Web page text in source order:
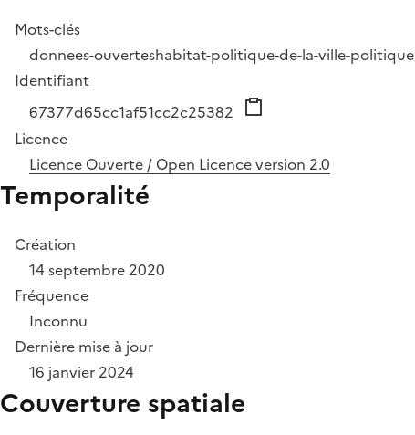
Mots-clés
donnees-ouverteshabitat-politique-de-la-ville-politique
Identifiant
67377d65cc1af51cc2c25382
Licence
Licence Ouverte / Open Licence version 2.0
Temporalité
Création
14 septembre 2020
Fréquence
Inconnu
Dernière mise à jour
16 janvier 2024
Couverture spatiale